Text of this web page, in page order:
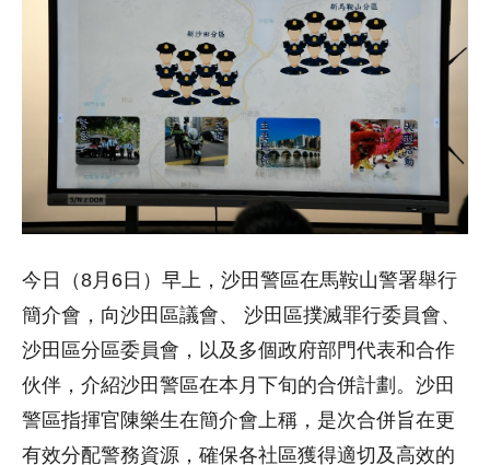
今日（8月6日）早上，沙田警區在馬鞍山警署舉行
簡介會，向沙田區議會、 沙田區撲滅罪行委員會、
沙田區分區委員會，以及多個政府部門代表和合作
伙伴，介紹沙田警區在本月下旬的合併計劃。沙田
警區指揮官陳樂生在簡介會上稱，是次合併旨在更
有效分配警務資源，確保各社區獲得適切及高效的